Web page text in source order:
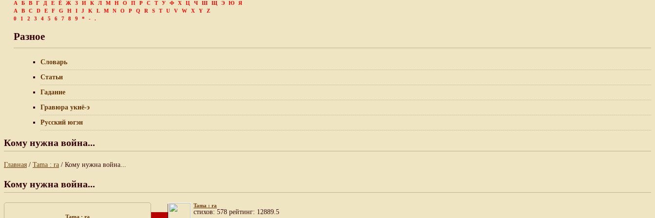
А Б В Г Д Е Ё Ж З И К Л М Н О П Р С Т У Ф Х Ц Ч Ш Щ Э Ю
Я
A
B C D E F G H I J K L M N O P Q R S T U V W X Y
Z
0
1 2 3 4 5 6 7 8 9 * - .
Разное
Словарь
Статьи
Гадание
Гравюра укиё-э
Русский югэн
Кому нужна война...
Главная / Tama : ra / Кому нужна война...
Кому нужна война...
Tama : ra
cтихов: 578 рейтинг: 12889.5